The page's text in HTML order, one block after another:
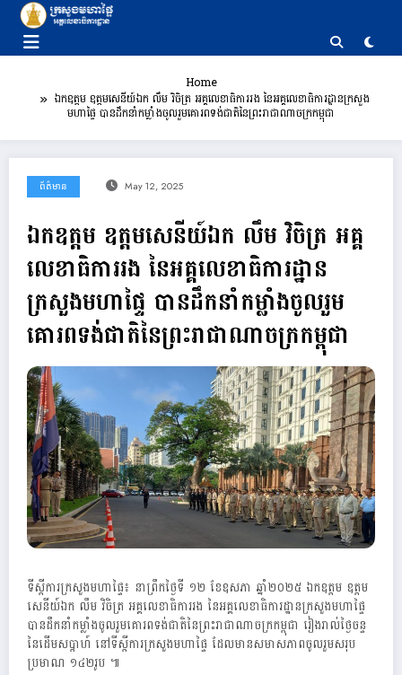
content
Home
ឯកឧត្តម ឧត្តមសេនីយ៍ឯក លឹម វិចិត្រ អគ្គលេខាធិការរង នៃអគ្គលេខាធិការដ្ឋានក្រសួង
មហាផ្ទៃ បានដឹកនាំកម្លាំងចូលរួមគោរពទង់ជាតិនៃព្រះរាជាណាចក្រ​កម្ពុជា
ព័ត៌មាន May 12, 2025
ឯកឧត្តម ឧត្តមសេនីយ៍ឯក លឹម វិចិត្រ អគ្គ
លេខាធិការរង នៃអគ្គលេខាធិការដ្ឋាន
ក្រសួងមហាផ្ទៃ បានដឹកនាំកម្លាំងចូលរួម
គោរពទង់ជាតិនៃព្រះរាជាណាចក្រ​កម្ពុជា
ទីស្តីការក្រសួងមហាផ្ទៃ៖ នាព្រឹកថ្ងៃទី ១២ ខែឧសភា ឆ្នាំ២០២៥ ឯកឧត្តម ឧត្តម
សេនីយ៍ឯក លឹម វិចិត្រ អគ្គលេខាធិការរង នៃអគ្គលេខាធិការដ្ឋានក្រសួងមហាផ្ទៃ
បានដឹកនាំកម្លាំងចូលរួមគោរពទង់ជាតិនៃព្រះរាជាណាចក្រ​កម្ពុជា រៀងរាល់ថ្ងៃចន្ទ
នៃដើមសប្តាហ៍ នៅទីស្តីការក្រសួងមហាផ្ទៃ ដែលមានសមាសភាពចូលរួមសរុប
ប្រមាណ ១៤២រូប ៕